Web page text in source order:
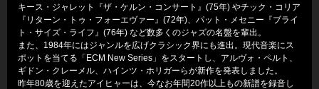
キース・ジャレット『ザ・ケルン・コンサート』(75年) やチック・コリア
『リターン・トゥ・フォーエヴァー』(72年)、パット・メセニー『ブライ
ト・サイズ・ライフ』(76年) など数多くのジャズの名盤を輩出。
また、1984年にはジャンルを広げクラシック界にも進出。現代音楽にス
ポットを当てる「ECM New Series」をスタートし、アルヴォ・ペルト、
ギドン・クレーメル、ハインツ・ホリガーらが新作を発表しました。
昨年80歳を迎えたアイヒャーは、今なお年間20作以上もの新譜を録音し